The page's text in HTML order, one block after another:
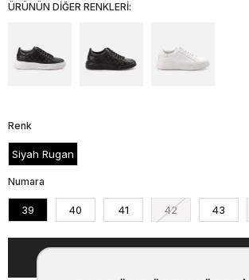
ÜRÜNÜN DİĞER RENKLERİ:
Renk
Siyah Rugan
Numara
39 40 41 42 43